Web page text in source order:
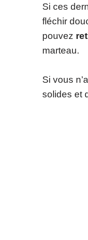
Si ces
fléchir
pouvez
marteau.
Si vous
solides et